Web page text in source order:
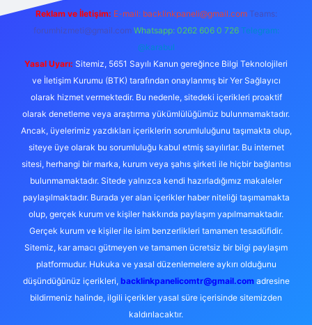
Reklam ve İletişim: E-mail: backlinkpaneli@gmail.com Teams:
forumhizmeti@gmail.com Whatsapp: 0262 606 0 726 Telegram:
@karabul
Yasal Uyarı: Sitemiz, 5651 Sayılı Kanun gereğince Bilgi Teknolojileri
ve İletişim Kurumu (BTK) tarafından onaylanmış bir Yer Sağlayıcı
olarak hizmet vermektedir. Bu nedenle, sitedeki içerikleri proaktif
olarak denetleme veya araştırma yükümlülüğümüz bulunmamaktadır.
Ancak, üyelerimiz yazdıkları içeriklerin sorumluluğunu taşımakta olup,
siteye üye olarak bu sorumluluğu kabul etmiş sayılırlar. Bu internet
sitesi, herhangi bir marka, kurum veya şahıs şirketi ile hiçbir bağlantısı
bulunmamaktadır. Sitede yalnızca kendi hazırladığımız makaleler
paylaşılmaktadır. Burada yer alan içerikler haber niteliği taşımamakta
olup, gerçek kurum ve kişiler hakkında paylaşım yapılmamaktadır.
Gerçek kurum ve kişiler ile isim benzerlikleri tamamen tesadüfidir.
Sitemiz, kar amacı gütmeyen ve tamamen ücretsiz bir bilgi paylaşım
platformudur. Hukuka ve yasal düzenlemelere aykırı olduğunu
düşündüğünüz içerikleri, backlinkpanelicomtr@gmail.comadresine
bildirmeniz halinde, ilgili içerikler yasal süre içerisinde sitemizden
kaldırılacaktır.